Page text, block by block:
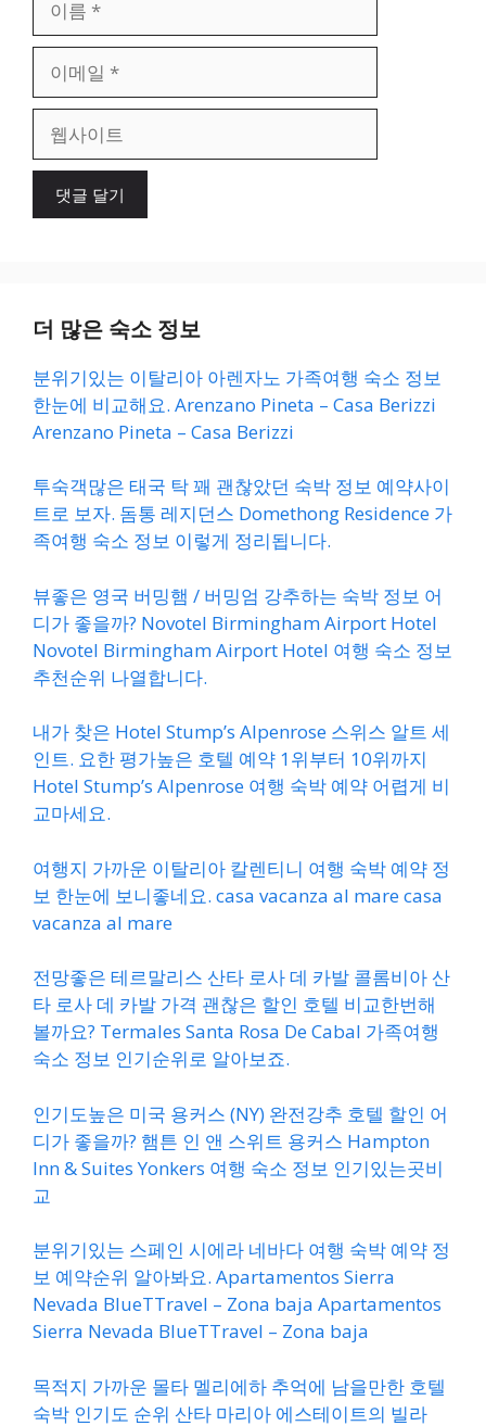
일
이
더 많은 숙소 정보
분위기있는 이탈리아 아렌자노 가족여행 숙소 정보
한눈에 비교해요. Arenzano Pineta – Casa Berizzi
Arenzano Pineta – Casa Berizzi
투숙객많은 태국 탁 꽤 괜찮았던 숙박 정보 예약사이
트로 보자. 돔통 레지던스 Domethong Residence 가
족여행 숙소 정보 이렇게 정리됩니다.
뷰좋은 영국 버밍햄 / 버밍엄 강추하는 숙박 정보 어
디가 좋을까? Novotel Birmingham Airport Hotel
Novotel Birmingham Airport Hotel 여행 숙소 정보
추천순위 나열합니다.
내가 찾은 Hotel Stump’s Alpenrose 스위스 알트 세
인트. 요한 평가높은 호텔 예약 1위부터 10위까지
Hotel Stump’s Alpenrose 여행 숙박 예약 어렵게 비
교마세요.
여행지 가까운 이탈리아 칼렌티니 여행 숙박 예약 정
보 한눈에 보니좋네요. casa vacanza al mare casa
vacanza al mare
전망좋은 테르말리스 산타 로사 데 카발 콜롬비아 산
타 로사 데 카발 가격 괜찮은 할인 호텔 비교한번해
볼까요? Termales Santa Rosa De Cabal 가족여행
숙소 정보 인기순위로 알아보죠.
인기도높은 미국 용커스 (NY) 완전강추 호텔 할인 어
디가 좋을까? 햄튼 인 앤 스위트 용커스 Hampton
Inn & Suites Yonkers 여행 숙소 정보 인기있는곳비
교
분위기있는 스페인 시에라 네바다 여행 숙박 예약 정
보 예약순위 알아봐요. Apartamentos Sierra
Nevada BlueTTravel – Zona baja Apartamentos
Sierra Nevada BlueTTravel – Zona baja
목적지 가까운 몰타 멜리에하 추억에 남을만한 호텔
숙박 인기도 순위 산타 마리아 에스테이트의 빌라